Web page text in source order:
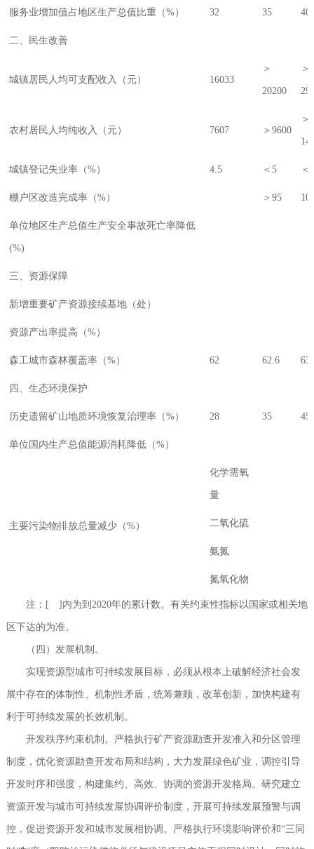
服务业增加值占地区生产总值比重（%） 32 35 40
二、民生改善
城镇居民人均可支配收入（元） 16033
＞
20200
＞
农村居民人均纯收入（元） 7607 ＞9600
＞
城镇登记失业率（%） 4.5 ＜5 ＜
棚户区改造完成率（%） ＞95
单位地区生产总值生产安全事故死亡率降低
(%)
三、资源保障
新增重要矿产资源接续基地（处）
资源产出率提高（%）
森工城市森林覆盖率（%） 62 62.6
四、生态环境保护
历史遗留矿山地质环境恢复治理率（%） 28 35 45
单位国内生产总值能源消耗降低（%）
主要污染物排放总量减少（%）
化学需氧
量
二氧化硫
氨氮
氮氧化物
注：[ ]内为到2020年的累计数。有关约束性指标以国家或相关地
区下达的为准。
（四）发展机制。
实现资源型城市可持续发展目标，必须从根本上破解经济社会发
展中存在的体制性、机制性矛盾，统筹兼顾，改革创新，加快构建有
利于可持续发展的长效机制。
开发秩序约束机制。严格执行矿产资源勘查开发准入和分区管理
制度，优化资源勘查开发布局和结构，大力发展绿色矿业，调控引导
开发时序和强度，构建集约、高效、协调的资源开发格局。研究建立
资源开发与城市可持续发展协调评价制度，开展可持续发展预警与调
控，促进资源开发和城市发展相协调。严格执行环境影响评价和“三同